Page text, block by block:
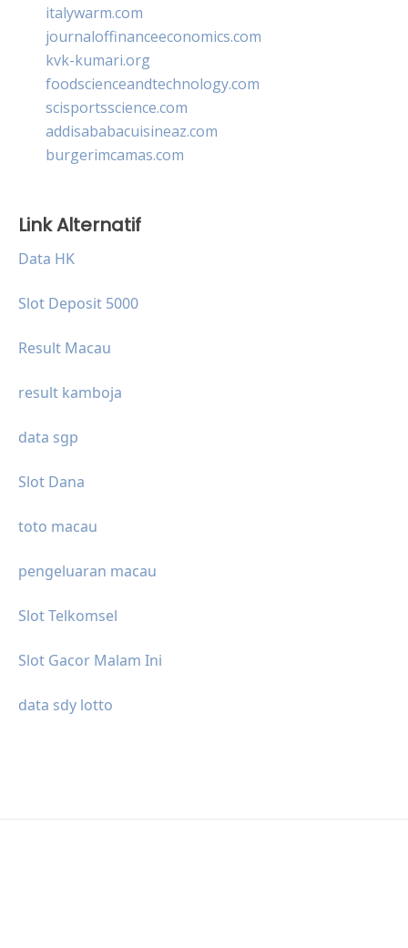
italywarm.com
journaloffinanceeconomics.com
kvk-kumari.org
foodscienceandtechnology.com
scisportsscience.com
addisababacuisineaz.com
burgerimcamas.com
Link Alternatif
Data HK
Slot Deposit 5000
Result Macau
result kamboja
data sgp
Slot Dana
toto macau
pengeluaran macau
Slot Telkomsel
Slot Gacor Malam Ini
data sdy lotto